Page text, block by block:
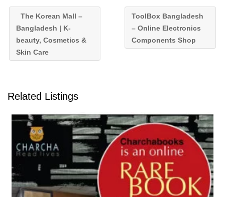
The Korean Mall –
Bangladesh | K-
beauty, Cosmetics &
Skin Care
ToolBox Bangladesh
– Online Electronics
Components Shop
Related Listings